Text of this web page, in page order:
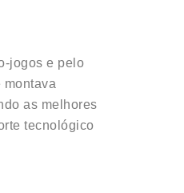
jogos e pelo
montava
as melhores
tecnológico